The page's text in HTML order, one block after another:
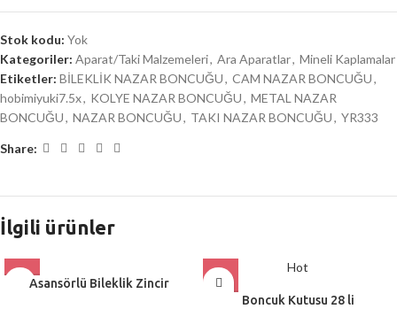
Stok kodu: Yok
Kategoriler: Aparat/Taki Malzemeleri, Ara Aparatlar, Mineli Kaplamalar
Etiketler: BİLEKLİK NAZAR BONCUĞU, CAM NAZAR BONCUĞU,
hobimiyuki7.5x, KOLYE NAZAR BONCUĞU, METAL NAZAR
BONCUĞU, NAZAR BONCUĞU, TAKI NAZAR BONCUĞU, YR333
Share:
İlgili ürünler
Asansörlü Bileklik Zincir
Hot
Boncuk Kutusu 28 li